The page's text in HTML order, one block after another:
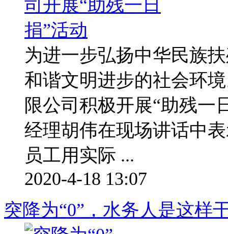
为进一步弘扬中华民族
和谐文明进步的社会环
限公司积极开展“助残一
经理胡伟在现场讲话中
员工用实际 ...
2020-4-18 13:07
突降为“0”，水务人是这样